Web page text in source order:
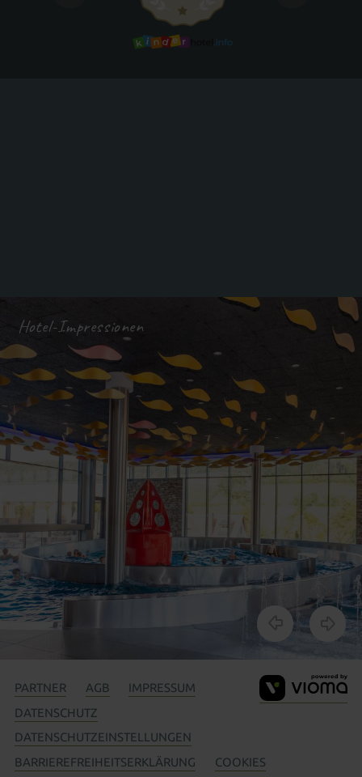
Hotel-Impressionen
PARTNER AGB
IMPRESSUM
DATENSCHUTZ
DATENSCHUTZEINSTELLUNGEN
BARRIEREFREIHEITSERKLÄRUNG
COOKIES